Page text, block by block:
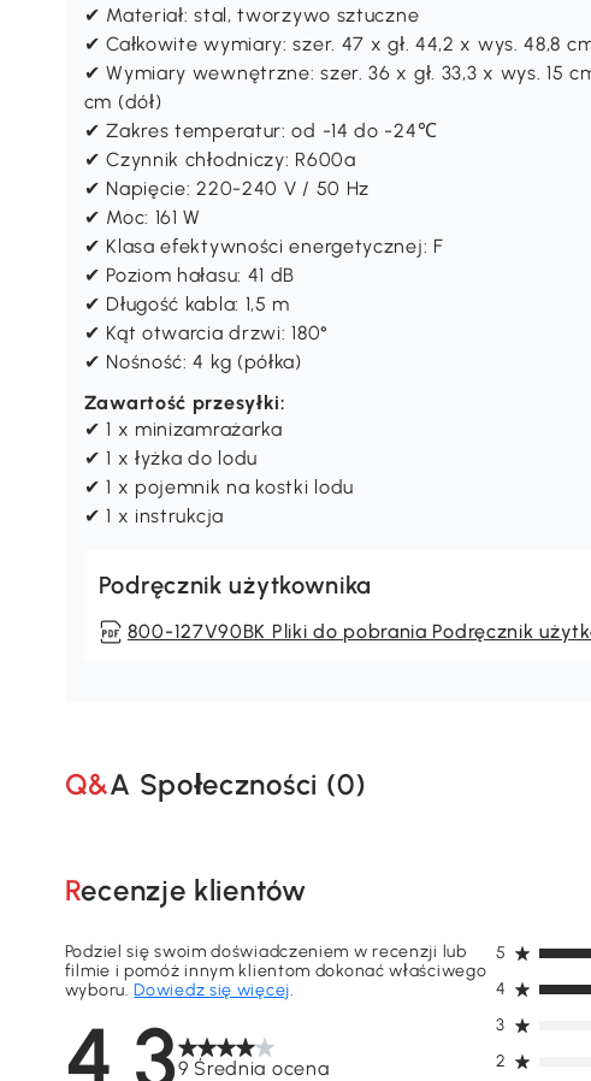
✔ Materiał: stal, tworzywo sztuczne
✔ Całkowite wymiary: szer. 47 x gł. 44,2 x wys. 48,8
✔ Wymiary wewnętrzne: szer. 36 x gł. 33,3 x wys. 15
cm (dół)
✔ Zakres temperatur: od -14 do -24℃
✔ Czynnik chłodniczy: R600a
✔ Napięcie: 220-240 V / 50 Hz
✔ Moc: 161 W
✔ Klasa efektywności energetycznej: F
✔ Poziom hałasu: 41 dB
✔ Długość kabla: 1,5 m
✔ Kąt otwarcia drzwi: 180°
✔ Nośność: 4 kg (półka)
Zawartość przesyłki:
✔ 1 x minizamrażarka
✔ 1 x łyżka do lodu
✔ 1 x pojemnik na kostki lodu
✔ 1 x instrukcja
Podręcznik użytkownika
800-127V90BK Pliki do pobrania Podręcznik
Q&A Społeczności (0)
Recenzje klientów
4.39 Średnia ocena
Podziel się swoim doświadczeniem w recenzji lub
filmie i pomóż innym klientom dokonać właściwego
wyboru.Dowiedz się więcej.
2
3
4
5